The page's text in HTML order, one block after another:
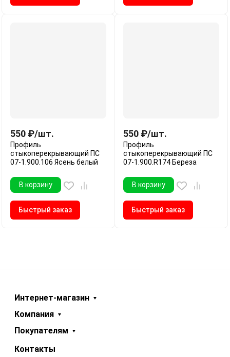
550 ₽/шт.
Профиль
стыкоперекрывающий ПС
07-1.900.106 Ясень белый
В корзину
Быстрый заказ
550 ₽/шт.
Профиль
стыкоперекрывающий ПС
07-1.900.R174 Береза
В корзину
Быстрый заказ
Интернет-магазин
Компания
Покупателям
Контакты